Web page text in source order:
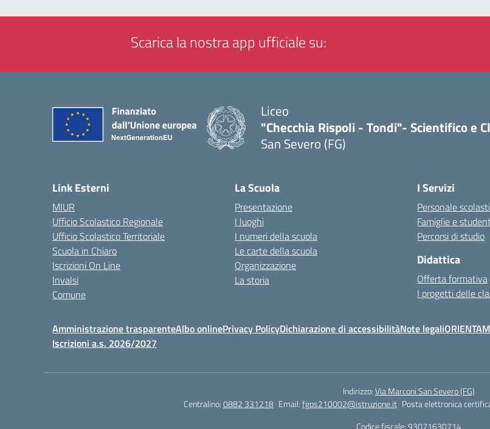
Scarica la nostra app ufficiale su:
Liceo
"Checchia Rispoli - Tondi"- Scientifico e
San Severo (FG)
Link Esterni
MIUR
Ufficio Scolastico Regionale
Ufficio Scolastico Territoriale
Scuola in Chiaro
Iscrizioni On Line
Invalsi
Comune
La Scuola
Presentazione
I luoghi
I numeri della scuola
Le carte della scuola
Organizzazione
La storia
I Servizi
Personale
Famiglie e
Percorsi di studio
Didattica
Offerta formativa
I progetti delle
Amministrazione trasparenteAlbo onlinePrivacy PolicyDichiarazione di accessibilitàNote legali
Iscrizioni a.s. 2026/2027
Indirizzo:Via Marconi San Severo (FG)
Centralino:0882 331218 Email:fgps210002@istruzione.it Posta elettronica
Codice fiscale: 93071630714